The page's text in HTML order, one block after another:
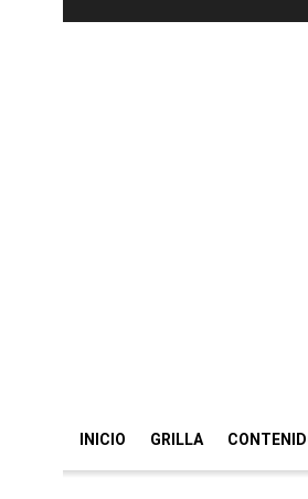
INICIO GRILLA